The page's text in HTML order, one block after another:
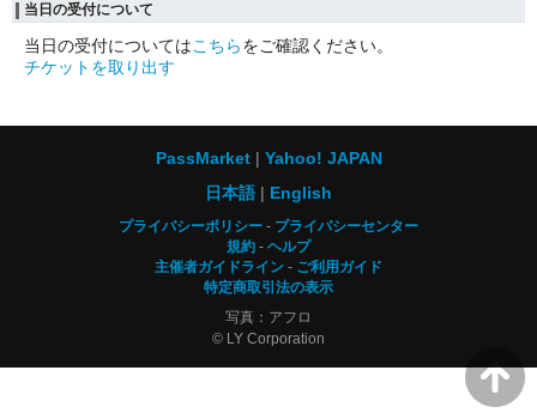
当日の受付について
当日の受付についてはこちらをご確認ください。
チケットを取り出す
PassMarket
Yahoo! JAPAN
日本語
English
プライバシーポリシー
プライバシーセンター
規約
ヘルプ
主催者ガイドライン
ご利用ガイド
特定商取引法の表示
写真：アフロ
© LY Corporation